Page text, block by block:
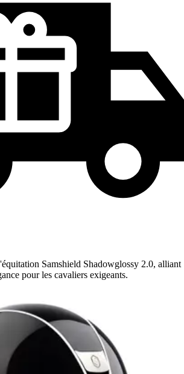
Samshield Shadowglossy 2.0, alliant
pour les cavaliers exigeants.